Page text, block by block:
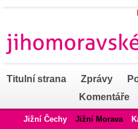
Titulní strana Zprávy
Komentáře
Jižní Čechy Jižní Morava